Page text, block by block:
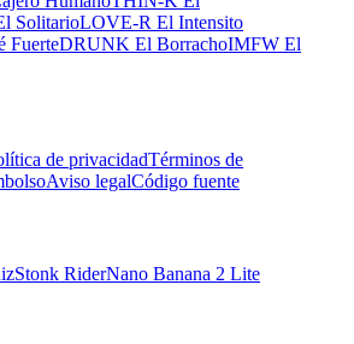
SolitarioLOVE-R El Intensito
FuerteDRUNK El BorrachoIMFW El
de privacidadTérminos de
Aviso legalCódigo fuente
Stonk RiderNano Banana 2 Lite